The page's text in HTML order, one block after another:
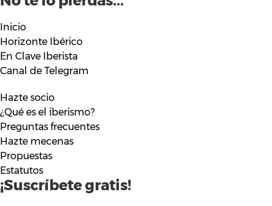
Inicio
Horizonte Ibérico
En Clave Iberista
Canal de Telegram
Hazte socio
¿Qué es el iberismo?
Preguntas frecuentes
Hazte mecenas
Propuestas
Estatutos
¡Suscríbete gratis!